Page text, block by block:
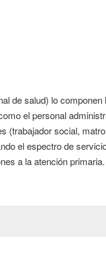
de salud) lo componen
el personal
(trabajador social,
el espectro de
a la atención primaria.